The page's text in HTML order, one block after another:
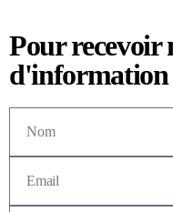
Pour recevoir
d'information